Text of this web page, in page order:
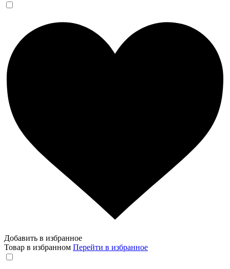
Добавить в избранное
Товар в избранном Перейти в избранное